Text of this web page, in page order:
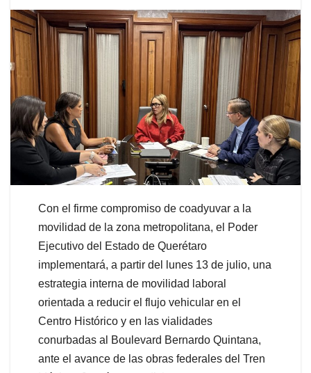
Con el firme compromiso de coadyuvar a la
movilidad de la zona metropolitana, el Poder
Ejecutivo del Estado de Querétaro
implementará, a partir del lunes 13 de julio, una
estrategia interna de movilidad laboral
orientada a reducir el flujo vehicular en el
Centro Histórico y en las vialidades
conurbadas al Boulevard Bernardo Quintana,
ante el avance de las obras federales del Tren